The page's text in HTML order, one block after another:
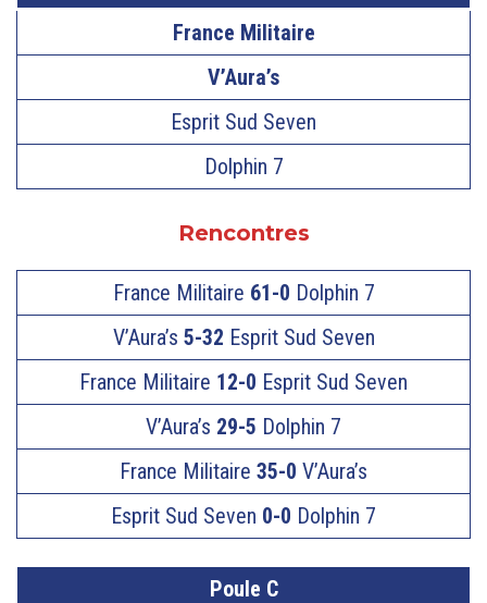
France Militaire
V’Aura’s
Esprit Sud Seven
Dolphin 7
Rencontres
France Militaire 61-0 Dolphin 7
V’Aura’s 5-32 Esprit Sud Seven
France Militaire 12-0 Esprit Sud Seven
V’Aura’s 29-5 Dolphin 7
France Militaire 35-0 V’Aura’s
Esprit Sud Seven 0-0 Dolphin 7
Poule C